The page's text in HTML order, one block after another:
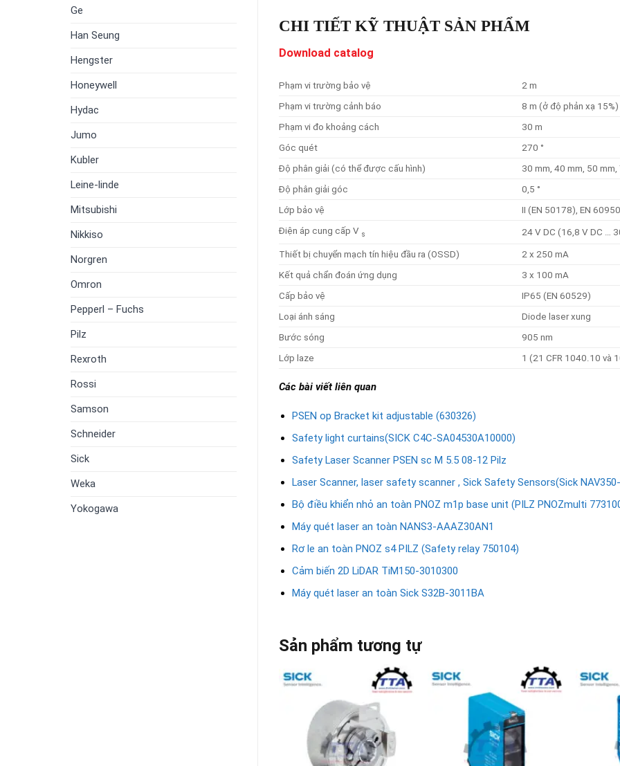
Ge
Han Seung
Hengster
Honeywell
Hydac
Jumo
Kubler
Leine-linde
Mitsubishi
Nikkiso
Norgren
Omron
Pepperl – Fuchs
Pilz
Rexroth
Rossi
Samson
Schneider
Sick
Weka
Yokogawa
CHI TIẾT KỸ THUẬT SẢN PHẨM
Download catalog
Phạm vi trường bảo vệ
2 m
Phạm vi trường cảnh báo
8 m (ở độ phản xạ 15%)
Phạm vi đo khoảng cách
30 m
Góc quét
270 °
Độ phân giải (có thể được cấu hình)
30 mm, 40 mm, 50 mm,
Độ phân giải góc
0,5 °
Lớp bảo vệ
II (EN 50178), EN 60950
Điện áp cung cấp V s 24 V DC (16,8 V DC …
Thiết bị chuyển mạch tín hiệu đầu ra (OSSD)
2 x 250 mA
Kết quả chẩn đoán ứng dụng
3 x 100 mA
Cấp bảo vệ
IP65 (EN 60529)
Loại ánh sáng
Diode laser xung
Bước sóng
905 nm
Lớp laze
1 (21 CFR 1040.10 và
Các bài viết liên quan
PSEN op Bracket kit adjustable (630326)
Safety light curtains(SICK C4C-SA04530A10000)
Safety Laser Scanner PSEN sc M 5.5 08-12 Pilz
Laser Scanner, laser safety scanner , Sick Safety Sensors(Sick
Bộ điều khiển nhỏ an toàn PNOZ m1p base unit (PILZ PNOZmulti
Máy quét laser an toàn NANS3-AAAZ30AN1
Rơ le an toàn PNOZ s4 PILZ (Safety relay 750104)
Cảm biến 2D LiDAR TiM150-3010300
Máy quét laser an toàn Sick S32B-3011BA
Sản phẩm tương tự